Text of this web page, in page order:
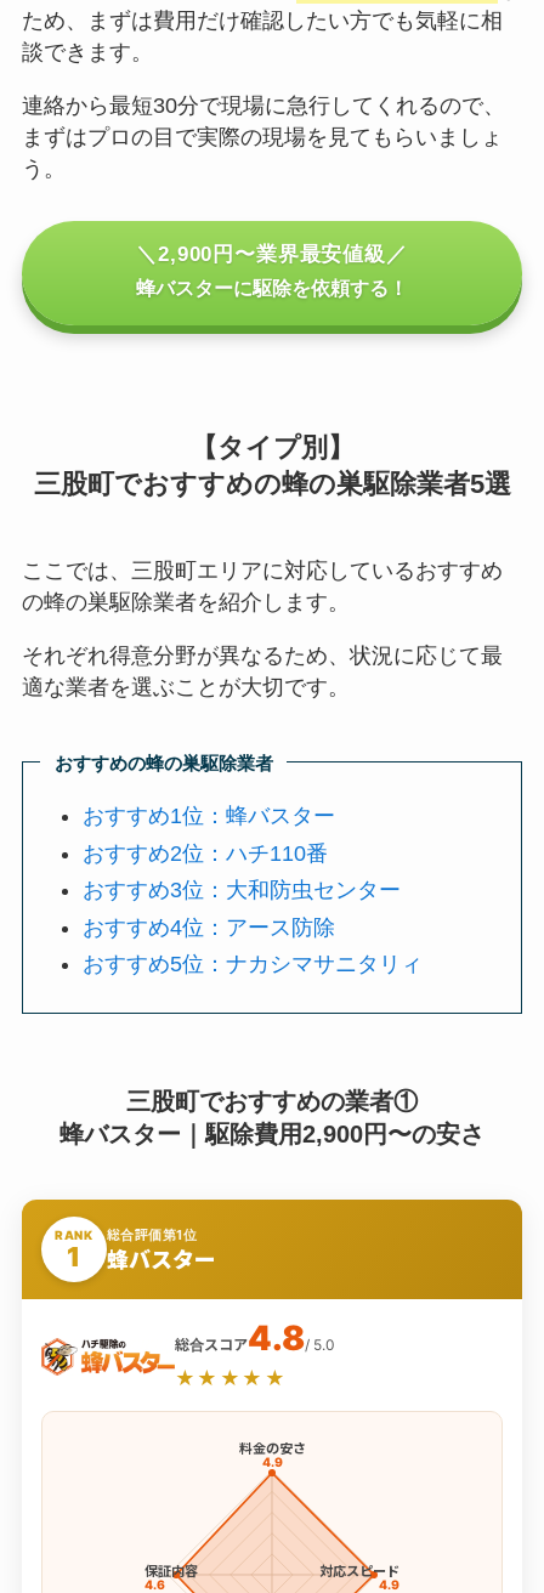
ため、まずは費用だけ確認したい方でも気軽に相
談できます。
連絡から最短30分で現場に急行してくれるので、
まずはプロの目で実際の現場を見てもらいましょ
う。
＼2,900円〜業界最安値級／
蜂バスターに駆除を依頼する！
【タイプ別】
三股町でおすすめの蜂の巣駆除業者5選
ここでは、三股町エリアに対応しているおすすめ
の蜂の巣駆除業者を紹介します。
それぞれ得意分野が異なるため、状況に応じて最
適な業者を選ぶことが大切です。
おすすめの蜂の巣駆除業者
おすすめ1位：蜂バスター
おすすめ2位：ハチ110番
おすすめ3位：大和防虫センター
おすすめ4位：アース防除
おすすめ5位：ナカシマサニタリィ
三股町でおすすめの業者①
蜂バスター｜駆除費用2,900円〜の安さ
RANK
1
総合評価第1位
蜂バスター
総合スコア4.8/ 5.0
★★★★★
料金の安さ
4.9
対応スピード
4.9
保証内容
4.6